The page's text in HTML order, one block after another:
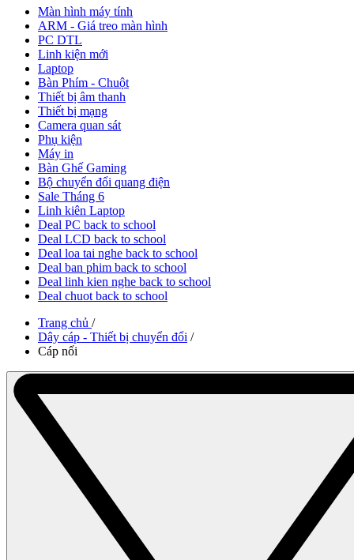
Màn hình máy tính
ARM - Giá treo màn hình
PC DTL
Linh kiện mới
Laptop
Bàn Phím - Chuột
Thiết bị âm thanh
Thiết bị mạng
Camera quan sát
Phụ kiện
Máy in
Bàn Ghế Gaming
Bộ chuyển đổi quang điện
Sale Tháng 6
Linh kiên Laptop
Deal PC back to school
Deal LCD back to school
Deal loa tai nghe back to school
Deal ban phim back to school
Deal linh kien nghe back to school
Deal chuot back to school
Trang chủ /
Dây cáp - Thiết bị chuyển đổi /
Cáp nối